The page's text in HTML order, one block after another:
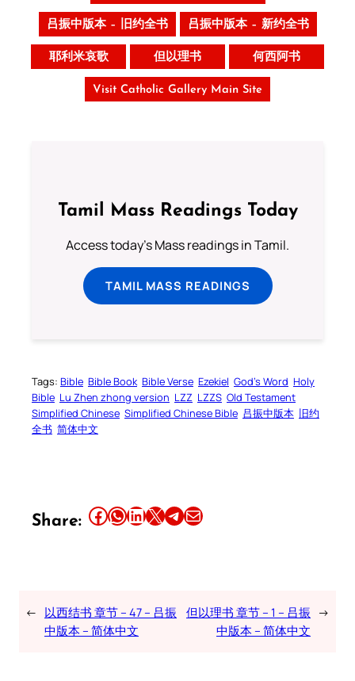
吕振中版本 – 旧约全书 吕振中版本 – 新约全书
耶利米哀歌 但以理书 何西阿书
Visit Catholic Gallery Main Site
Tamil Mass Readings Today
Access today's Mass readings in Tamil.
TAMIL MASS READINGS
Tags: Bible Bible Book Bible Verse Ezekiel God’s Word Holy
Bible Lu Zhen zhong version LZZ LZZS Old Testament
Simplified Chinese Simplified Chinese Bible 吕振中版本 旧约
全书 简体中文
Share: Share this article on Facebook Share this article on WhatsApp Share this article on LinkedIn Share this article on X Share this article on TelegramEmail this Article
← 以西结书 章节 – 47 – 吕振
中版本 – 简体中文
但以理书 章节 – 1 – 吕振
中版本 – 简体中文
→